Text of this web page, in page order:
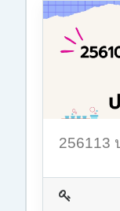
256113